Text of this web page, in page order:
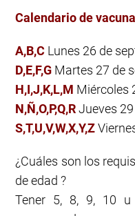
Calendario de
A,B,C Lunes 26 de
D,E,F,G Martes 27 de
H,I,J,K,L,M Miércoles
N,Ñ,O,P,Q,RJueves
S,T,U,V,W,X,Y,Z
¿Cuáles son los
de edad ?
Tener 5, 8, 9, 10 u